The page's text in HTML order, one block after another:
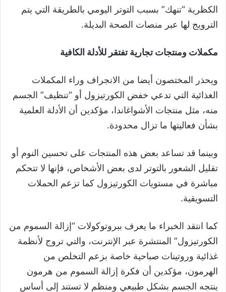
الكظرية “تنهك” بسبب التوتر اليومي بالطريقة التي يتم
الترويج لها عبر منصات الصحة البديلة.
مكملات ومنتجات تجارية تفتقر للأدلة الكافية
ويحذر المختصون أيضا من الانجراف وراء المكملات
الغذائية التي تدعي خفض الكورتيزول أو “تنظيف” الجسم
منه، مثل منتجات الأشواغاندا، مؤكدين أن الأدلة العلمية
بشأن فعاليتها ما تزال محدودة.
وبينما قد تساعد بعض هذه المنتجات على تحسين النوم أو
تقليل الشعور بالتوتر لدى بعض الأشخاص، فإنها لا تتحكم
مباشرة في مستويات الكورتيزول كما تزعم الحملات
التسويقية.
كما انتقد الخبراء ما يعرف ببروتوكولات “إزالة السموم من
الكورتيزول” المنتشرة عبر الإنترنت، والتي تروج لأنظمة
غذائية وروتينات صباحية خاصة بزعم التخلص من
الهرمون، مؤكدين أن فكرة إزالة السموم من هرمون
ينتجه الجسم بشكل طبيعي ومنظم لا تستند إلى أساس